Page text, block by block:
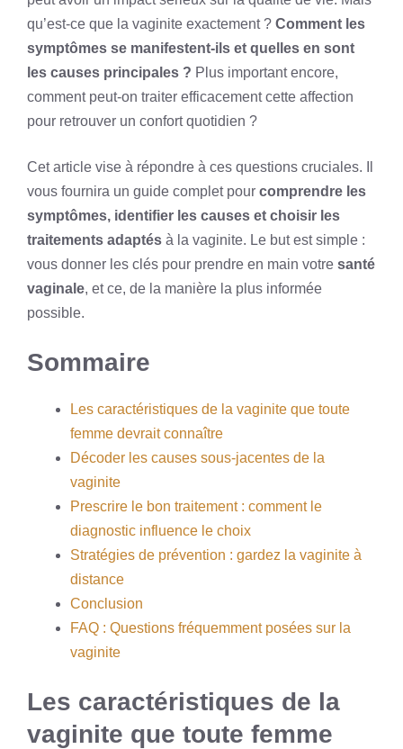
qu’est-ce que la vaginite exactement ? Comment les
symptômes se manifestent-ils et quelles en sont
les causes principales ? Plus important encore,
comment peut-on traiter efficacement cette affection
pour retrouver un confort quotidien ?
Cet article vise à répondre à ces questions cruciales. Il
vous fournira un guide complet pour comprendre les
symptômes, identifier les causes et choisir les
traitements adaptés à la vaginite. Le but est simple :
vous donner les clés pour prendre en main votre santé
vaginale, et ce, de la manière la plus informée
possible.
Sommaire
Les caractéristiques de la vaginite que toute
femme devrait connaître
Décoder les causes sous-jacentes de la
vaginite
Prescrire le bon traitement : comment le
diagnostic influence le choix
Stratégies de prévention : gardez la vaginite à
distance
Conclusion
FAQ : Questions fréquemment posées sur la
vaginite
Les caractéristiques de la
vaginite que toute femme